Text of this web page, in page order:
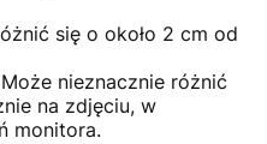
się o około 2 cm od
Może nieznacznie różnić
na zdjęciu, w
monitora.